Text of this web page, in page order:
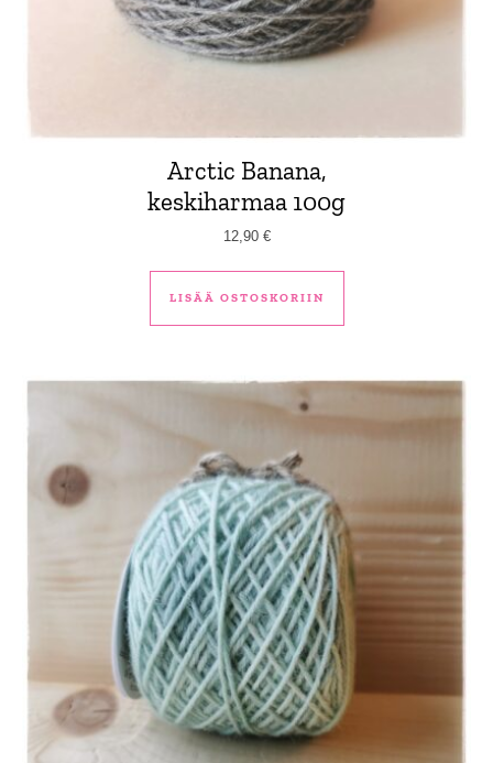
Arctic Banana,
keskiharmaa 100g
12,90 €
LISÄÄ OSTOSKORIIN